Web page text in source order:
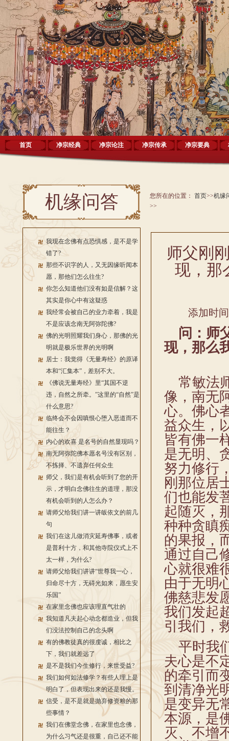
首页 净宗经典 净宗论注 净宗传承 净宗要典
机缘问答
我现在念佛有点恐惧感，是不是学
错了?
那些不识字的人，又无因缘听闻本
愿，那他们怎么往生?
你怎么知道他们没有如是信解？这
其实是你心中有这疑惑
我经常会被自己的业力牵着，我是
不是应该念南无阿弥陀佛?
佛的光明照耀我们身心，那佛的光
明就是极乐世界的光明啊
居士：我觉得《无量寿经》的原译
本和“汇集本”，差别不大。
《佛说无量寿经》里“其国不逆
违，自然之所牵。”这里的“自然”是
什么意思?
临终会不会因嗔恨心堕入恶道而不
能往生？
内心的欢喜 是名号的自然显现吗？
南无阿弥陀佛本愿名号没有区别，
不拣择、不遗弃任何众生
师父，我们是有机会听到了您的开
示，才明白念佛往生的道理，那没
有机会听到的人怎么办？
请师父给我们讲一讲皈依文的前几
句
我们在这儿做消灾延寿佛事，或者
是普利十方，和其他寺院仪式上不
太一样，为什么?
请师父给我们讲讲“世尊我一心，
归命尽十方，无碍光如来，愿生安
乐国”
在家里念佛也应该理直气壮的
我知道凡夫起心动念都造业，但我
们没法控制自己的念头啊
有的佛教徒真的很虔诚，相比之
下，我们就差远了
是不是我们今生修行，来世受益?
我们如何如法修学？有些人理上是
明白了，但表现出来的还是我慢。
信受，是不是就是抛弃修资粮的那
些事情？
我们在佛堂念佛，在家里也念佛，
为什么习气还是很重，自己还不能
您所在的位置： 首页>>机缘
>>
师父刚
现，那
添加时
问：师
现，那么
常敏法
像，南无
心。佛心
益众生，
皆有佛一
是无明、
努力修行
刚那位居
们也能发
起随灭，
种种贪瞋
的果报，
通过自己
心就很难
由于无明
佛慈悲发
我们发起
引我们，
平时我
夫心是不
的牵引而
到清净光
是变异无
本源，是
灭、不增